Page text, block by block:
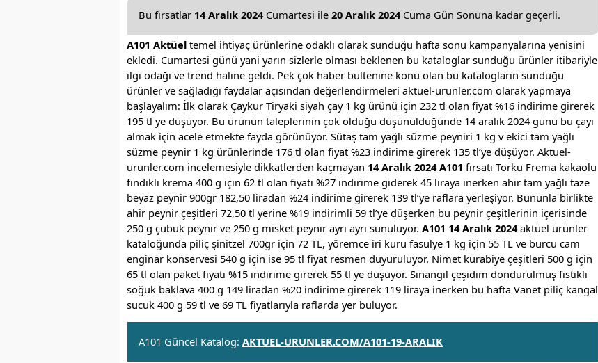
Bu fırsatlar 14 Aralık 2024Cumartesi ile 20 Aralık 2024Cuma Gün Sonuna kadar geçerli.
A101 Aktüel temel ihtiyaç ürünlerine odaklı olarak sunduğu hafta sonu kampanyalarına yenisini
ekledi. Cumartesi günü yani yarın sizlerle olması beklenen bu kataloglar sunduğu ürünler itibariyle
ilgi odağı ve trend haline geldi. Pek çok haber bültenine konu olan bu katalogların sunduğu
ürünler ve sağladığı faydalar açısından değerlendirmeleri aktuel-urunler.com olarak yapmaya
başlayalım: İlk olarak Çaykur Tiryaki siyah çay 1 kg ürünü için 232 tl olan fiyat %16 indirime girerek
195 tl ye düşüyor. Bu ürünün taleplerinin çok olduğu düşünüldüğünde 14 aralık 2024 günü bu çayı
almak için acele etmekte fayda görünüyor. Sütaş tam yağlı süzme peyniri 1 kg v ekici tam yağlı
süzme peynir 1 kg ürünlerinde 176 tl olan fiyat %23 indirime girerek 135 tl’ye düşüyor. Aktuel-
urunler.com incelemesiyle dikkatlerden kaçmayan 14 Aralık 2024 A101 fırsatı Torku Frema kakaolu
fındıklı krema 400 g için 62 tl olan fiyatı %27 indirime giderek 45 liraya inerken ahir tam yağlı taze
beyaz peynir 900gr 182,50 liradan %24 indirime girerek 139 tl’ye raflara yerleşiyor. Bununla birlikte
ahir peynir çeşitleri 72,50 tl yerine %19 indirimli 59 tl’ye düşerken bu peynir çeşitlerinin içerisinde
250 g çubuk peynir ve 250 g misket peynir ayrı ayrı sunuluyor. A101 14 Aralık 2024aktüel ürünler
kataloğunda piliç şinitzel 700gr için 72 TL, yöremce iri kuru fasulye 1 kg için 55 TL ve burcu cam
enginar konservesi 540 g için ise 95 tl fiyat resmen duyuruluyor. Nimet kurabiye çeşitleri 500 g için
65 tl olan paket fiyatı %15 indirime girerek 55 tl ye düşüyor. Sinangil çeşidim dondurulmuş fıstıklı
soğuk baklava 400 g 149 liradan %20 indirime girerek 119 liraya inerken bu hafta Vanet piliç kangal
sucuk 400 g 59 tl ve 69 TL fiyatlarıyla raflarda yer buluyor.
A101 Güncel Katalog: AKTUEL-URUNLER.COM/A101-19-ARALIK